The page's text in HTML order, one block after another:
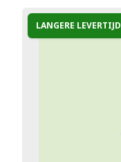
LANGERE LEVERTIJD